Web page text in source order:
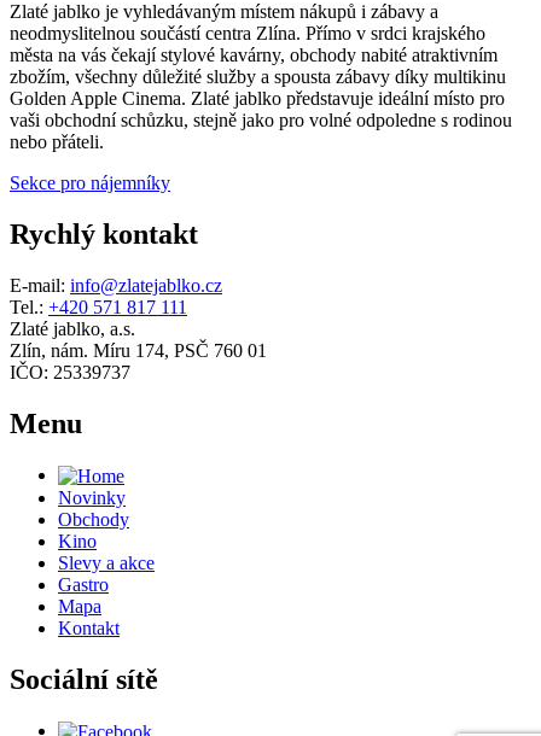
Zlaté jablko je vyhledávaným místem nákupů i zábavy a
neodmyslitelnou součástí centra Zlína. Přímo v srdci krajského
města na vás čekají stylové kavárny, obchody nabité atraktivním
zbožím, všechny důležité služby a spousta zábavy díky multikinu
Golden Apple Cinema. Zlaté jablko představuje ideální místo pro
vaši obchodní schůzku, stejně jako pro volné odpoledne s rodinou
nebo přáteli.
Sekce pro nájemníky
Rychlý kontakt
E-mail: info@zlatejablko.cz
Tel.: +420 571 817 111
Zlaté jablko, a.s.
Zlín, nám. Míru 174, PSČ 760 01
IČO: 25339737
Menu
Novinky
Obchody
Kino
Slevy a akce
Gastro
Mapa
Kontakt
Sociální sítě